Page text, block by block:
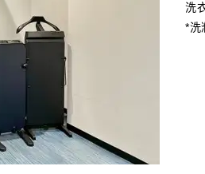
洗
*洗